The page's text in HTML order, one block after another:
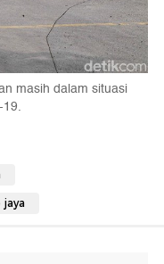
masih dalam situasi